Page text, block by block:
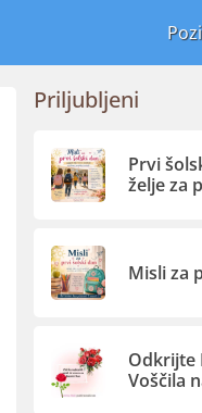
Priljubljeni
Prvi
želje za
Misli za
Odkrijte
Voščila